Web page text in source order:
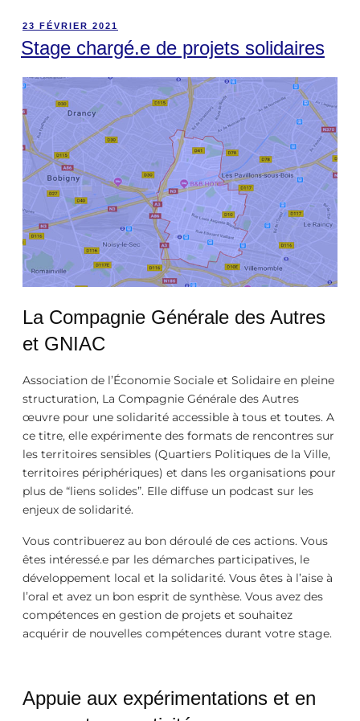
23 FÉVRIER 2021
Stage chargé.e de projets solidaires
La Compagnie Générale des Autres
et GNIAC
Association de l’Économie Sociale et Solidaire en pleine
structuration, La Compagnie Générale des Autres
œuvre pour une solidarité accessible à tous et toutes. A
ce titre, elle expérimente des formats de rencontres sur
les territoires sensibles (Quartiers Politiques de la Ville,
territoires périphériques) et dans les organisations pour
plus de “liens solides”. Elle diffuse un podcast sur les
enjeux de solidarité.
Vous contribuerez au bon déroulé de ces actions. Vous
êtes intéressé.e par les démarches participatives, le
développement local et la solidarité. Vous êtes à l’aise à
l’oral et avez un bon esprit de synthèse. Vous avez des
compétences en gestion de projets et souhaitez
acquérir de nouvelles compétences durant votre stage.
Appuie aux expérimentations et en